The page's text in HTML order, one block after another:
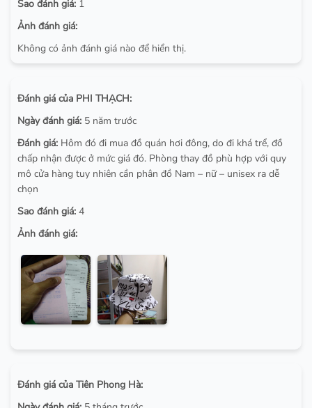
Sao đánh giá: 1
Ảnh đánh giá:
Không có ảnh đánh giá nào để hiển thị.
Đánh giá của PHI THẠCH:
Ngày đánh giá: 5 năm trước
Đánh giá: Hôm đó đi mua đồ quán hơi đông, do đi khá trể, đồ
chấp nhận được ở mức giá đó. Phòng thay đồ phù hợp với quy
mô cửa hàng tuy nhiên cần phân đồ Nam – nữ – unisex ra dễ
chọn
Sao đánh giá: 4
Ảnh đánh giá:
Đánh giá của Tiên Phong Hà: